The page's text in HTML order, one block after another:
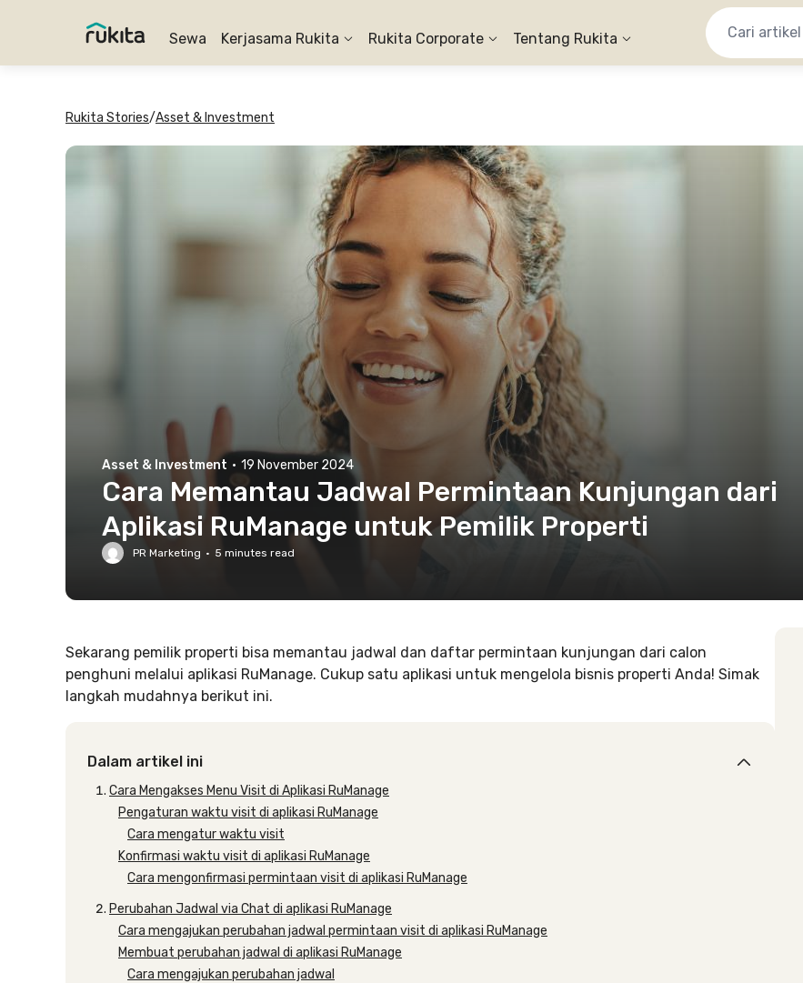
Sewa Kerjasama Rukita Rukita Corporate Tentang Rukita
Rukita Stories/Asset & Investment
Asset & Investment · 19 November 2024
Cara Memantau Jadwal Permintaan Kunjungan dari
Aplikasi RuManage untuk Pemilik Properti
PR Marketing · 5 minutes read
Sekarang pemilik properti bisa memantau jadwal dan daftar permintaan kunjungan dari calon
penghuni melalui aplikasi RuManage. Cukup satu aplikasi untuk mengelola bisnis properti Anda! Simak
langkah mudahnya berikut ini.
Dalam artikel ini
Cara Mengakses Menu Visit di Aplikasi RuManage
Pengaturan waktu visit di aplikasi RuManage
Cara mengatur waktu visit
Konfirmasi waktu visit di aplikasi RuManage
Cara mengonfirmasi permintaan visit di aplikasi RuManage
Perubahan Jadwal via Chat di aplikasi RuManage
Cara mengajukan perubahan jadwal permintaan visit di aplikasi RuManage
Membuat perubahan jadwal di aplikasi RuManage
Cara mengajukan perubahan jadwal